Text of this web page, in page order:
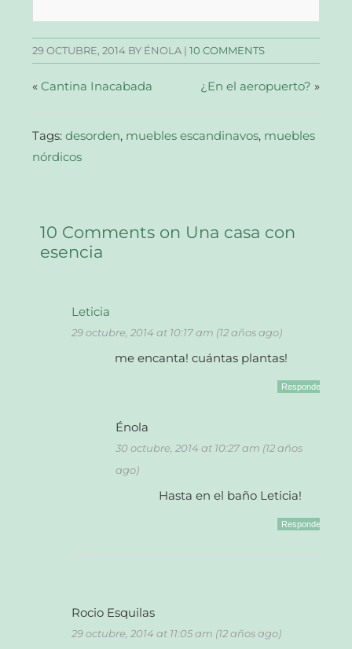
abre
una
ventana
nueva)
abre
una
ventana
nueva)
abre
una
ventana
nueva)
correo
a
un
amigo
29 OCTUBRE, 2014 BY ÉNOLA |10 COMMENTS
«Cantina Inacabada ¿En el aeropuerto? »
Tags:desorden, muebles escandinavos, muebles
nórdicos
10 Comments on Una casa con
esencia
Leticia
29 octubre, 2014 at 10:17 am (12 años ago)
me encanta! cuántas plantas!
Responder
Énola
30 octubre, 2014 at 10:27 am (12 años
ago)
Hasta en el baño Leticia!
Responder
Rocio Esquilas
29 octubre, 2014 at 11:05 am (12 años ago)